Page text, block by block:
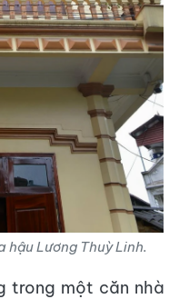
hậu Lương Thuỳ Linh.
trong một căn nhà